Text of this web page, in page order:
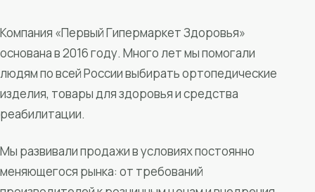
Компания «Первый Гипермаркет Здоровья»
основана в 2016 году. Много лет мы помогали
людям по всей России выбирать ортопедические
изделия, товары для здоровья и средства
реабилитации.
Мы развивали продажи в условиях постоянно
меняющегося рынка: от требований